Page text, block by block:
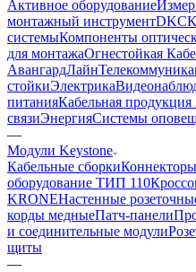
Активное оборудование
монтажный инструментDKC
системыКомпоненты
для монтажаОгнестойкая
АвангардЛайн
стойкиЭлектрика
питанияКабельная продукция
связиЭнергияСистемы
—
Модули Keystone
Кабельные сборки
оборудование ТИП 110
KRONEНастенные
корды медныеПатч-панели
и соединительные модули
щиты
—